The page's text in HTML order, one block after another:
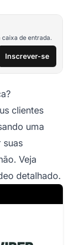
caixa de entrada.
Inscrever-se
clientes
uma
suas
Veja
detalhado.